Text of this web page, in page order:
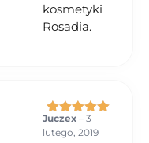
kosmetyki
Rosadia.
Oceniono
na 5
Juczex – 3
lutego, 2019